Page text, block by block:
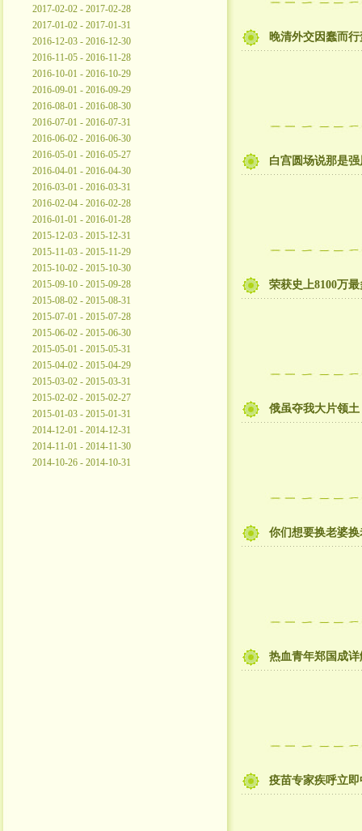
2017-02-02 - 2017-02-28
2017-01-02 - 2017-01-31
2016-12-03 - 2016-12-30
2016-11-05 - 2016-11-28
2016-10-01 - 2016-10-29
2016-09-01 - 2016-09-29
2016-08-01 - 2016-08-30
2016-07-01 - 2016-07-31
2016-06-02 - 2016-06-30
2016-05-01 - 2016-05-27
2016-04-01 - 2016-04-30
2016-03-01 - 2016-03-31
2016-02-04 - 2016-02-28
2016-01-01 - 2016-01-28
2015-12-03 - 2015-12-31
2015-11-03 - 2015-11-29
2015-10-02 - 2015-10-30
2015-09-10 - 2015-09-28
2015-08-02 - 2015-08-31
2015-07-01 - 2015-07-28
2015-06-02 - 2015-06-30
2015-05-01 - 2015-05-31
2015-04-02 - 2015-04-29
2015-03-02 - 2015-03-31
2015-02-02 - 2015-02-27
2015-01-03 - 2015-01-31
2014-12-01 - 2014-12-31
2014-11-01 - 2014-11-30
2014-10-26 - 2014-10-31
晚清外交因蠢而
白宫圆场说那是
荣获史上8100万
俄虽夺我大片领
你们想要换老婆
热血青年郑国成
疫苗专家疾呼立